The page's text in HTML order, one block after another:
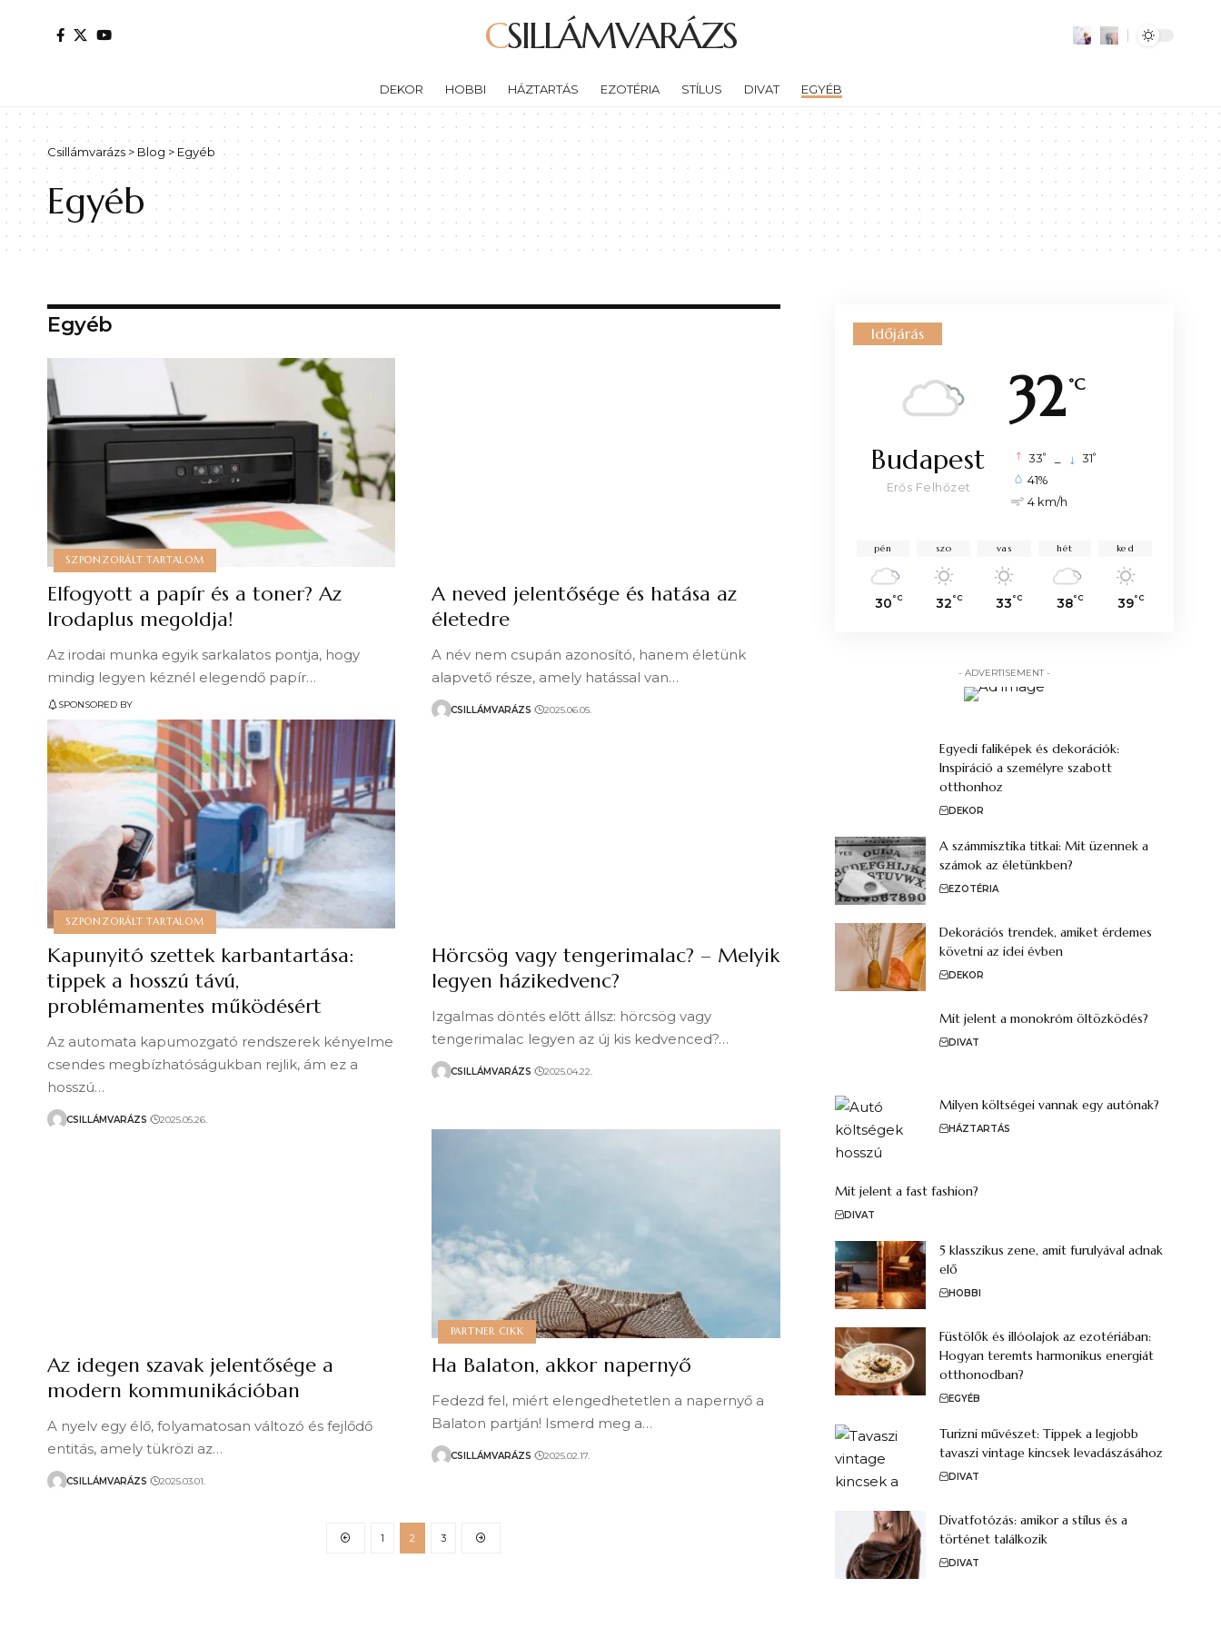
CSILLÁMVARÁZS
DEKOR HOBBI HÁZTARTÁS EZOTÉRIA STÍLUS DIVAT EGYÉB
Csillámvarázs> Blog > Egyéb
Egyéb
Egyéb
SZPONZORÁLT TARTALOM
Elfogyott a papír és a toner? Az
Irodaplus megoldja!
Az irodai munka egyik sarkalatos pontja, hogy
mindig legyen kéznél elegendő papír…
SPONSORED BY
A neved jelentősége és hatása az
életedre
A név nem csupán azonosító, hanem életünk
alapvető része, amely hatással van…
CSILLÁMVARÁZS 2025.06.05.
SZPONZORÁLT TARTALOM
Kapunyitó szettek karbantartása:
tippek a hosszú távú,
problémamentes működésért
Az automata kapumozgató rendszerek kényelme
csendes megbízhatóságukban rejlik, ám ez a
hosszú…
CSILLÁMVARÁZS 2025.05.26.
Hörcsög vagy tengerimalac? – Melyik
legyen házikedvenc?
Izgalmas döntés előtt állsz: hörcsög vagy
tengerimalac legyen az új kis kedvenced?…
CSILLÁMVARÁZS 2025.04.22.
Az idegen szavak jelentősége a
modern kommunikációban
A nyelv egy élő, folyamatosan változó és fejlődő
entitás, amely tükrözi az…
CSILLÁMVARÁZS 2025.03.01.
PARTNER CIKK
Ha Balaton, akkor napernyő
Fedezd fel, miért elengedhetetlen a napernyő a
Balaton partján! Ismerd meg a…
CSILLÁMVARÁZS 2025.02.17.
1 2 3
Időjárás
32 °C
Budapest
Erős Felhőzet
33° 31°
41%
4 km/h
pén
30 °C
szo
32 °C
vas
33 °C
hét
38°C
ked
39°C
- ADVERTISEMENT -
Egyedi faliképek és dekorációk:
Inspiráció a személyre szabott
otthonhoz
DEKOR
A számmisztika titkai: Mit üzennek a
számok az életünkben?
EZOTÉRIA
Dekorációs trendek, amiket érdemes
követni az idei évben
DEKOR
Mit jelent a monokróm öltözködés?
DIVAT
Milyen költségei vannak egy autónak?
HÁZTARTÁS
Mit jelent a fast fashion?
DIVAT
5 klasszikus zene, amit furulyával adnak
elő
HOBBI
Füstölők és illóolajok az ezotériában:
Hogyan teremts harmonikus energiát
otthonodban?
EGYÉB
Turizni művészet: Tippek a legjobb
tavaszi vintage kincsek levadászásához
DIVAT
Divatfotózás: amikor a stílus és a
történet találkozik
DIVAT